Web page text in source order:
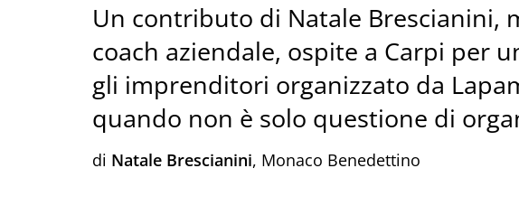
Un contributo di Natale Brescianini,
coach aziendale, ospite a Carpi per
gli imprenditori organizzato da
quando non è solo questione di
di Natale Brescianini, Monaco Benedettino